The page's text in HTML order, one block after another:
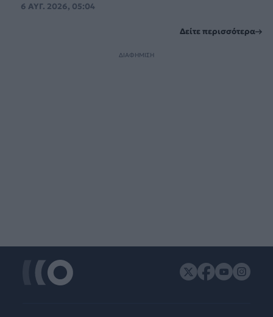
6 ΑΥΓ. 2026, 05:04
Δείτε περισσότερα
ΔΙΑΦΗΜΙΣΗ